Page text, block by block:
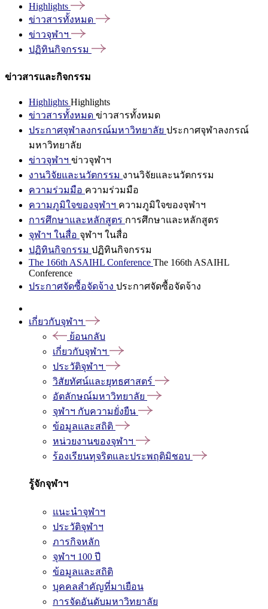
Highlights
ข่าวสารทั้งหมด
ข่าวจุฬาฯ
ปฏิทินกิจกรรม
ข่าวสารและกิจกรรม
Highlights Highlights
ข่าวสารทั้งหมด ข่าวสารทั้งหมด
ประกาศจุฬาลงกรณ์มหาวิทยาลัย ประกาศจุฬาลงกรณ์
มหาวิทยาลัย
ข่าวจุฬาฯ ข่าวจุฬาฯ
งานวิจัยและนวัตกรรม งานวิจัยและนวัตกรรม
ความร่วมมือ ความร่วมมือ
ความภูมิใจของจุฬาฯ ความภูมิใจของจุฬาฯ
การศึกษาและหลักสูตร การศึกษาและหลักสูตร
จุฬาฯ ในสื่อ จุฬาฯ ในสื่อ
ปฏิทินกิจกรรม ปฏิทินกิจกรรม
The 166th ASAIHL Conference The 166th ASAIHL
Conference
ประกาศจัดซื้อจัดจ้าง ประกาศจัดซื้อจัดจ้าง
เกี่ยวกับจุฬาฯ
ย้อนกลับ
เกี่ยวกับจุฬาฯ
ประวัติจุฬาฯ
วิสัยทัศน์และยุทธศาสตร์
อัตลักษณ์มหาวิทยาลัย
จุฬาฯ กับความยั่งยืน
ข้อมูลและสถิติ
หน่วยงานของจุฬาฯ
ร้องเรียนทุจริตและประพฤติมิชอบ
รู้จักจุฬาฯ
แนะนำจุฬาฯ
ประวัติจุฬาฯ
ภารกิจหลัก
จุฬาฯ 100 ปี
ข้อมูลและสถิติ
บุคคลสำคัญที่มาเยือน
การจัดอันดับมหาวิทยาลัย